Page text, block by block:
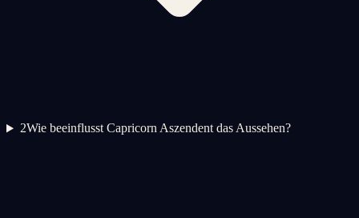
2Wie beeinflusst Capricorn Aszendent das Aussehen?